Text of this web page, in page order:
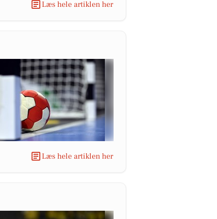
Læs hele artiklen her
Læs hele artiklen her